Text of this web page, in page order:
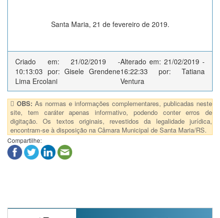
Santa Maria, 21 de fevereiro de 2019.
Criado em: 21/02/2019 -
10:13:03 por: Gisele Grendene
Lima Ercolani
Alterado em: 21/02/2019 -
16:22:33 por: Tatiana
Ventura
OBS: As normas e informações complementares, publicadas neste
site, tem caráter apenas informativo, podendo conter erros de
digitação. Os textos originais, revestidos da legalidade jurídica,
encontram-se à disposição na Câmara Municipal de Santa Maria/RS.
Compartilhe: